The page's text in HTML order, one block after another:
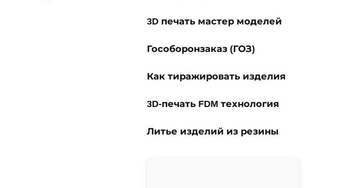
3D печать мастер моделей
Гособоронзаказ (ГОЗ)
Как тиражировать изделия
3D-печать FDM технология
Литье изделий из резины